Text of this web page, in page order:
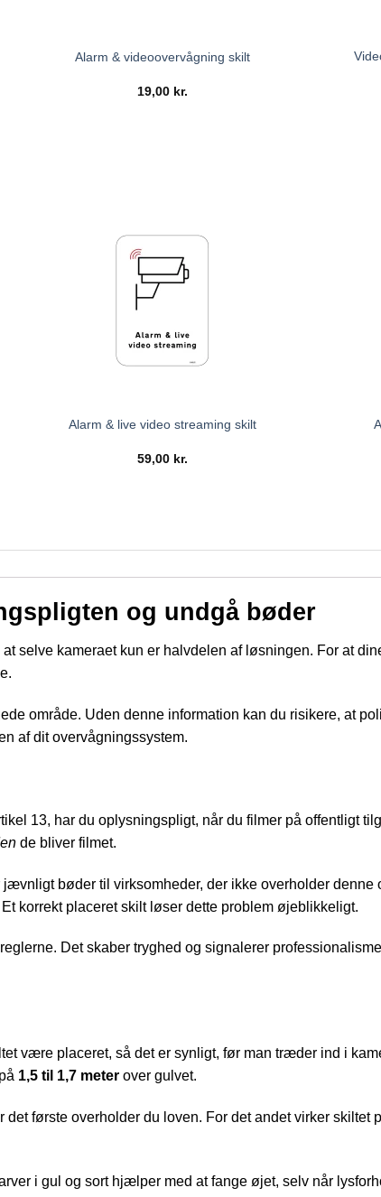
Alarm & videoovervågning skilt
19,00 kr.
Alarm & live video streaming skilt
59,00 kr.
og undgå bøder
selve kameraet kun er halvdelen af løsningen. For at
område. Uden denne information kan du risikere, at
af dit overvågningssystem.
13, har du oplysningspligt, når du filmer på offentligt
de bliver filmet.
bøder til virksomheder, der ikke overholder denne
korrekt placeret skilt løser dette problem øjeblikkeligt.
Det skaber tryghed og signalerer
være placeret, så det er synligt, før man træder ind i
1,5 til 1,7 meter over gulvet.
første overholder du loven. For det andet virker skiltet
i gul og sort hjælper med at fange øjet, selv når